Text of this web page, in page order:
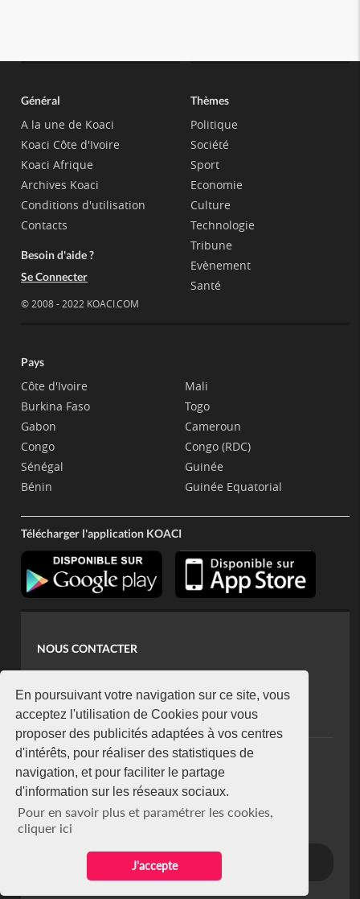
En poursuivant votre navigation sur ce site, vous
acceptez l'utilisation de Cookies pour vous
proposer des publicités adaptées à vos centres
d'intérêts, pour réaliser des statistiques de
navigation, et pour faciliter le partage
d'information sur les réseaux sociaux.
Pour en savoir plus et paramétrer les cookies,
cliquer ici
J'accepte
Général
A la une de Koaci
Koaci Côte d'Ivoire
Koaci Afrique
Archives Koaci
Conditions d'utilisation
Contacts
Besoin d'aide ?
Se Connecter
© 2008 - 2022 KOACI.COM
Thèmes
Politique
Société
Sport
Economie
Culture
Technologie
Tribune
Evènement
Santé
Pays
Côte d'Ivoire
Burkina Faso
Gabon
Congo
Sénégal
Bénin
Mali
Togo
Cameroun
Congo (RDC)
Guinée
Guinée Equatorial
Télécharger l'application KOACI
NOUS CONTACTER
koaci@yahoo.fr
+225 07 08 85 52 93
NEWSLETTER
Restez connecté via notre newsletter
S'abonner
Se désabonner